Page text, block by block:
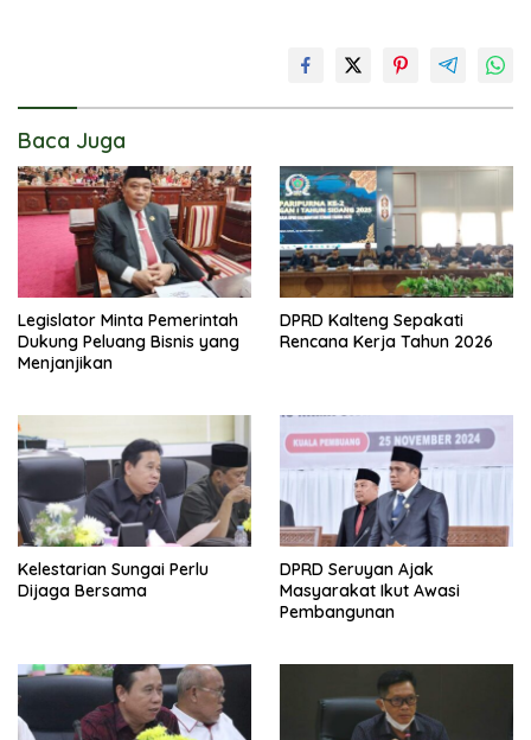
Baca Juga
Legislator Minta Pemerintah
Dukung Peluang Bisnis yang
Menjanjikan
DPRD Kalteng Sepakati
Rencana Kerja Tahun 2026
Kelestarian Sungai Perlu
Dijaga Bersama
DPRD Seruyan Ajak
Masyarakat Ikut Awasi
Pembangunan